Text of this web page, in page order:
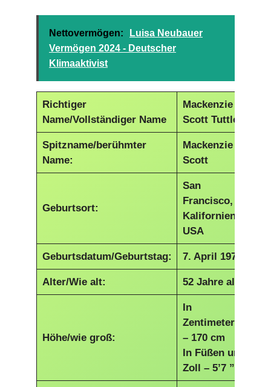
Nettovermögen:
Luisa Neubauer
Vermögen 2024 - Deutscher
Klimaaktivist
Richtiger
Name/Vollständiger Name
Mackenzie
Scott Tuttle
Spitzname/berühmter
Name:
Mackenzie
Scott
Geburtsort:
San
Francisco,
Kalifornien,
USA
Geburtsdatum/Geburtstag: 7. April 1970
Alter/Wie alt: 52 Jahre alt
Höhe/wie groß:
In
Zentimetern
– 170 cm
In Füßen und
Zoll – 5’7 ”